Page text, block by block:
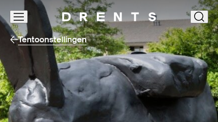
Navigatie
overslaan
Tentoonstellingen